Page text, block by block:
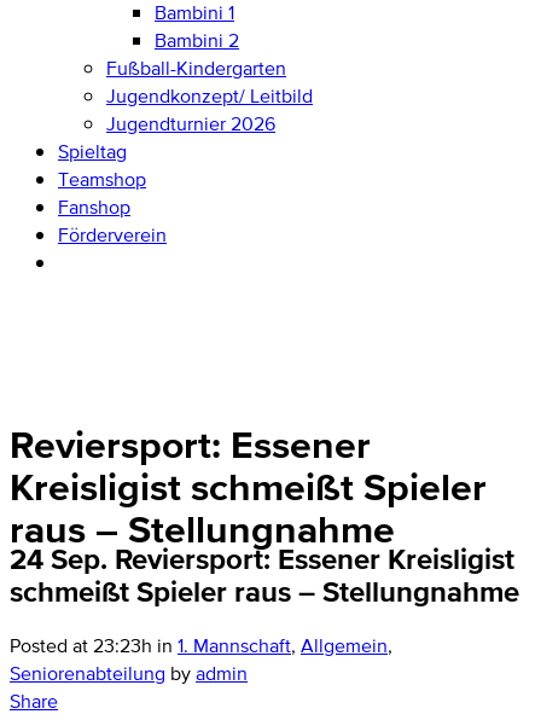
Bambini 1
Bambini 2
Fußball-Kindergarten
Jugendkonzept/ Leitbild
Jugendturnier 2026
Spieltag
Teamshop
Fanshop
Förderverein
Reviersport: Essener
Kreisligist schmeißt Spieler
raus – Stellungnahme
24 Sep. Reviersport: Essener Kreisligist
schmeißt Spieler raus – Stellungnahme
Posted at 23:23h in 1. Mannschaft, Allgemein,
Seniorenabteilung byadmin
Share